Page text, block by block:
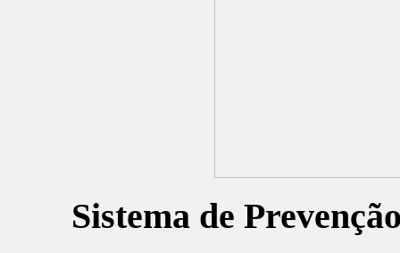
Sistema de